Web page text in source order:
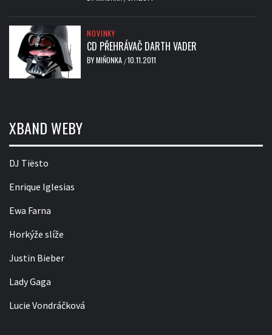
NOVINKY
CD PŘEHRÁVAČ DARTH VADER
BYMIŇONKA /10.11.2011
XBAND WEBY
DJ Tiësto
Enrique Iglesias
Ewa Farna
Horkýže slíže
Justin Bieber
Lady Gaga
Lucie Vondráčková